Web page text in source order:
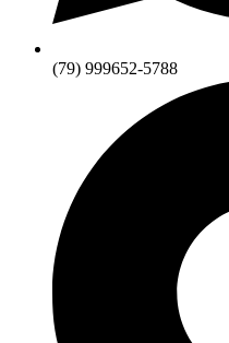
(79) 999652-5788